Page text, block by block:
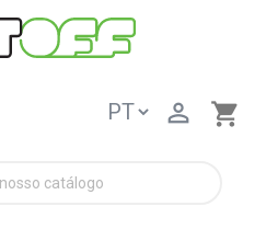
shopping_cart
